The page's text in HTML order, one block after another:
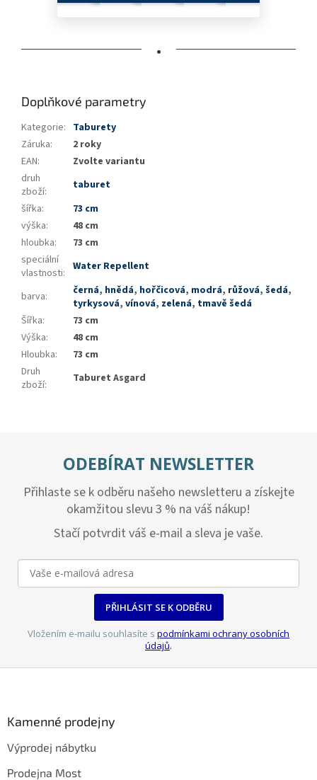
•
Doplňkové parametry
Kategorie: Taburety
Záruka:
2 roky
EAN:
Zvolte variantu
druh
zboží:
taburet
šířka:
73 cm
výška:
48 cm
hloubka:
73 cm
speciální
vlastnosti: Water Repellent
barva: černá, hnědá, hořčicová, modrá, růžová, šedá,
tyrkysová, vínová, zelená, tmavě šedá
Šířka:
73 cm
Výška:
48 cm
Hloubka:
73 cm
Druh
zboží: Taburet Asgard
ODEBÍRAT NEWSLETTER
Přihlaste se k odběru našeho newsletteru a získejte
okamžitou slevu 3 % na váš nákup!
Stačí potvrdit váš e-mail a sleva je vaše.
PŘIHLÁSIT SE K ODBĚRU
Vložením e-mailu souhlasíte s podmínkami ochrany osobních
údajů.
Kamenné prodejny
Výprodej nábytku
Prodejna Most